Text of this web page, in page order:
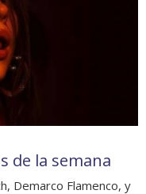
de la semana
Demarco Flamenco, y